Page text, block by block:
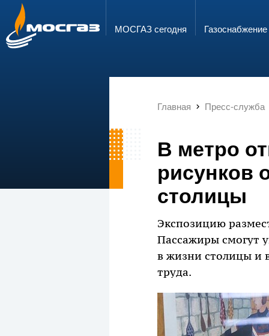
ГОРЯЧАЯ ЛИНИЯ
8 800 700 71 04 info@mos-gaz.ru
МОСГАЗ сегодня Газо­снабжение
Главная Пресс-служба
В метро
рисунков
столицы
Экспозицию
Пассажиры смогут
в жизни столицы и
труда.